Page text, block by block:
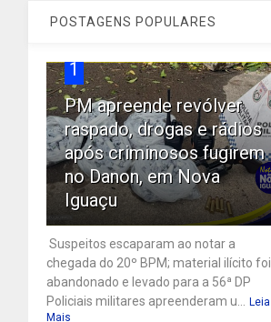
POSTAGENS POPULARES
1
PM apreende revólver
raspado, drogas e rádios
após criminosos fugirem
no Danon, em Nova
Iguaçu
Suspeitos escaparam ao notar a
chegada do 20º BPM; material ilícito foi
abandonado e levado para a 56ª DP
Policiais militares apreenderam u...
Leia
Mais